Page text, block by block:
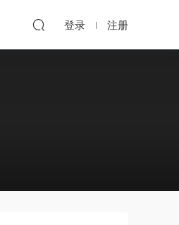
登录 注册